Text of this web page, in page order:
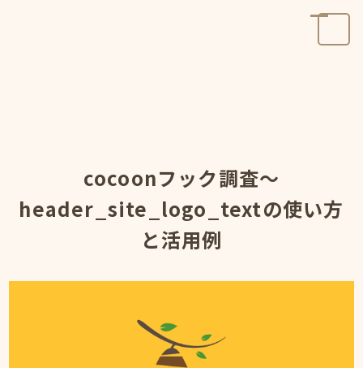
cocoonフック調査～
header_site_logo_textの使い方
と活用例